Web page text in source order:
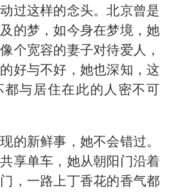
过这样的念头。北京曾是
的梦，如今身在梦境，她
个宽容的妻子对待爱人，
好与不好，她也深知，这
都与居住在此的人密不可
的新鲜事，她不会错过。
享单车，她从朝阳门沿着
，一路上丁香花的香气都